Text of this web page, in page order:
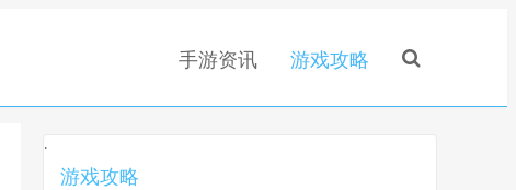
手游资讯 游戏攻略
.
游戏攻略